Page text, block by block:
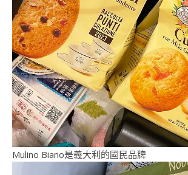
Mulino Biano是義大利的國民品牌